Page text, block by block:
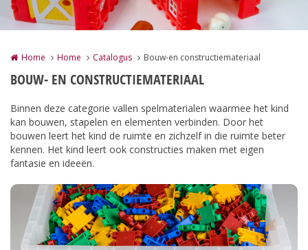
Home Home Catalogus Bouw-en constructiemateriaal
BOUW- EN CONSTRUCTIEMATERIAAL
Binnen deze categorie vallen spelmaterialen waarmee het kind
kan bouwen, stapelen en elementen verbinden. Door het
bouwen leert het kind de ruimte en zichzelf in die ruimte beter
kennen. Het kind leert ook constructies maken met eigen
fantasie en ideeën.